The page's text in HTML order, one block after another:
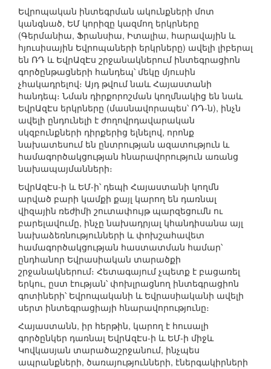
Եվրոպական ինտեգրման ակունքների մոտ
կանգնած, ԵՄ կորիզը կազմող երկրները
(Գերմանիա, Ֆրանսիա, Իտալիա, հարավային և
հյուսիսային Եվրոպաների երկրները) ավելի լիբերալ
են ՌԴ և ԵվրԱզԷս շրջանակներում ինտեգրացիոն
գործընթացների հանդեպ՝ մեկը մյուսին
չհակադրելով։ Այդ թվում նաև Հայաստանի
հանդեպ։ Նման դիրքորոշման կողմնակից են նաև
ԵվրԱզԷս երկրները (մասնավորապես՝ ՌԴ-ն), ինչն
ավելի ընդունելի է ժողովրդավարական
սկզբունքների դիրքերից ելնելով, որոնք
նախատեսում են ընտրության ազատություն և
համագործակցության հնարավորություն առանց
նախապայմանների։
ԵվրԱզԷս-ի և ԵՄ-ի՝ դեպի Հայաստանի կողմն
արված բարի կամքի քայլ կարող են դառնալ
վիզային ռեժիմի շուտափույթ պարզեցումն ու
բարելավումը, ինչը նախադրյալ կհանդիսանա այլ
նախաձեռնությունների և փոխշահավետ
համագործակցության հաստատման համար՝
ընդհանոր Եվրասիական տարածքի
շրջանակներում։ Հետագայում չպետք է բացառել
երկու, ըստ էության՝ փոխլրացնող ինտեգրացիոն
գոտիների՝ Եվրոպականի և Եվրասիականի ավելի
սերտ ինտեգրացիայի հնարավորությունը։
Հայաստանն, իր հերթին, կարող է հուսալի
գործընկեր դառնալ ԵվրԱզԷս-ի և ԵՄ-ի միջև
Կովկասյան տարածաշրջանում, ինչպես
ապրանքների, ծառայությունների, էներգակիրների